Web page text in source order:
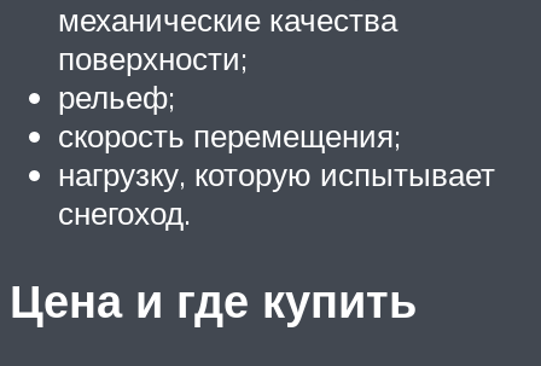
механические качества
поверхности;
рельеф;
скорость перемещения;
нагрузку, которую испытывает
снегоход.
Цена и где купить